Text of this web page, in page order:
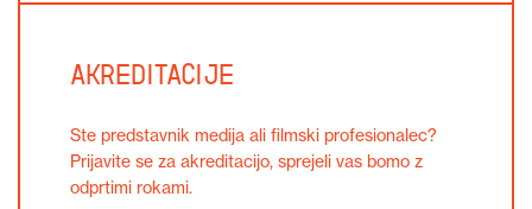
Akreditacije
Ste predstavnik medija ali filmski profesionalec?
Prijavite se za akreditacijo, sprejeli vas bomo z
odprtimi rokami.